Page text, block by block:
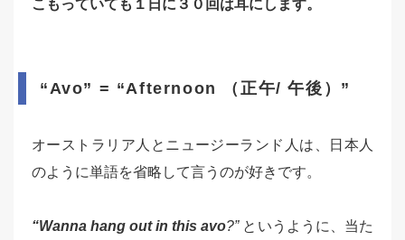
こもっていても１日に３０回は耳にします。
“Avo” = “Afternoon （正午/ 午後）”
オーストラリア人とニュージーランド人は、日本人
のように単語を省略して言うのが好きです。
“Wanna hang out in this avo?”というように、当た